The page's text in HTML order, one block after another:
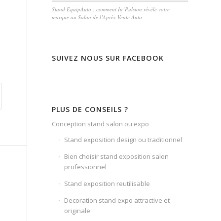
Stand EquipAuto : comment In’Pulsion révèle votre
marque au Salon de l’Après-Vente Auto
SUIVEZ NOUS SUR FACEBOOK
PLUS DE CONSEILS ?
Conception stand salon ou expo
Stand exposition design ou traditionnel
Bien choisir stand exposition salon
professionnel
Stand exposition reutilisable
Decoration stand expo attractive et
originale